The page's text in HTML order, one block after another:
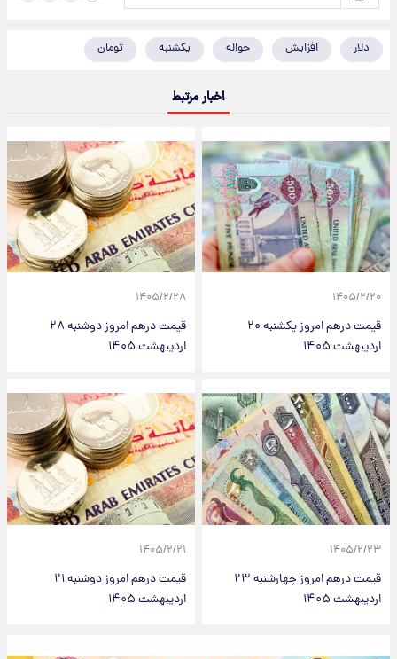
دلار افزایش حواله یکشنبه تومان
اخبار مرتبط
۱۴۰۵/۲/۲۰
قیمت درهم امروز یکشنبه ۲۰
اردیبهشت ۱۴۰۵
۱۴۰۵/۲/۲۸
قیمت درهم امروز دوشنبه ۲۸
اردیبهشت ۱۴۰۵
۱۴۰۵/۲/۲۳
قیمت درهم امروز چهارشنبه ۲۳
اردیبهشت ۱۴۰۵
۱۴۰۵/۲/۲۱
قیمت درهم امروز دوشنبه ۲۱
اردیبهشت ۱۴۰۵